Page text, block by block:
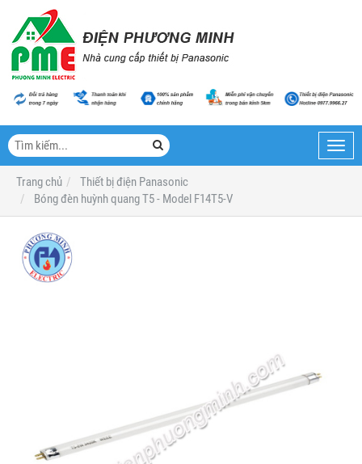
Trang chủ
Thiết bị điện Panasonic
Bóng đèn huỳnh quang T5 - Model F14T5-V